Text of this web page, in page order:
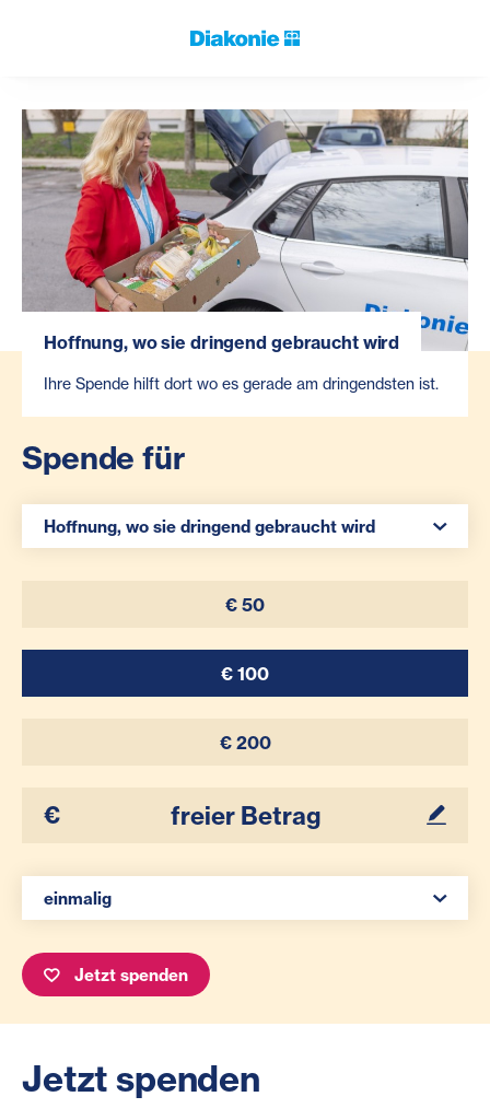
Hoffnung, wo sie dringend gebraucht wird
Ihre Spende hilft dort wo es gerade am dringendsten ist.
Spende für
Hoffnung, wo sie dringend gebraucht wird
€ 50
€ 100
€ 200
einmalig
Jetzt spenden
Jetzt spenden